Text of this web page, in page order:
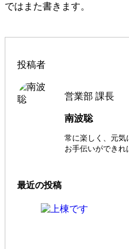
ではまた書きます。
投稿者
営業部 課長
南波聡
常に楽しく、元気
お手伝いができれ
最近の投稿